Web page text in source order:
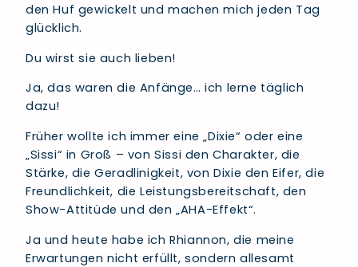
den Huf gewickelt und machen mich jeden Tag
glücklich.
Du wirst sie auch lieben!
Ja, das waren die Anfänge… ich lerne täglich
dazu!
Früher wollte ich immer eine „Dixie“ oder eine
„Sissi“ in Groß – von Sissi den Charakter, die
Stärke, die Geradlinigkeit, von Dixie den Eifer, die
Freundlichkeit, die Leistungsbereitschaft, den
Show-Attitüde und den „AHA-Effekt“.
Ja und heute habe ich Rhiannon, die meine
Erwartungen nicht erfüllt, sondern allesamt